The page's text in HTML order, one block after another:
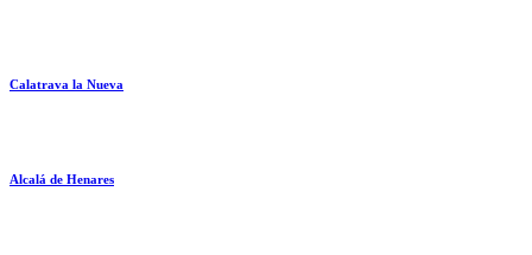
Calatrava la Nueva
Alcalá de Henares